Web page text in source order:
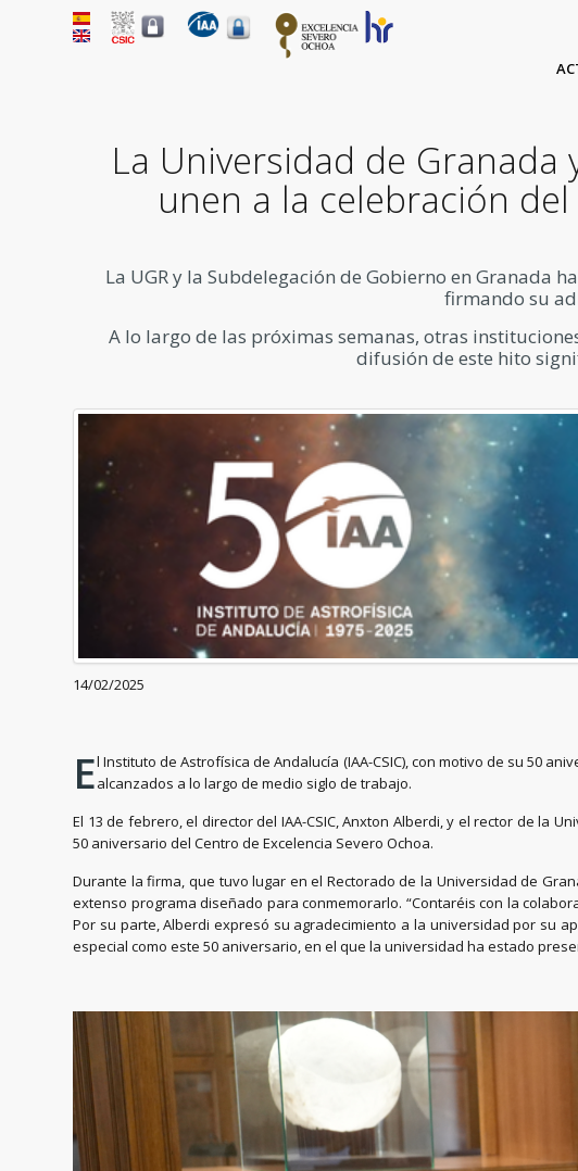
La Universidad de
unen a la celebración
La UGR y la Subdelegación de Gobierno en Granada
firmando su
A lo largo de las próximas semanas, otras
difusión de este hito
14/02/2025
El Instituto de Astrofísica de Andalucía (IAA-CSIC), con motivo de su 50
alcanzados a lo largo de medio siglo de trabajo.
El 13 de febrero, el director del IAA-CSIC, Anxton Alberdi, y el rector de la
50 aniversario del Centro de Excelencia Severo Ochoa.
Durante la firma, que tuvo lugar en el Rectorado de la Universidad de
extenso programa diseñado para conmemorarlo. “Contaréis con la
Por su parte, Alberdi expresó su agradecimiento a la universidad por su
especial como este 50 aniversario, en el que la universidad ha estado